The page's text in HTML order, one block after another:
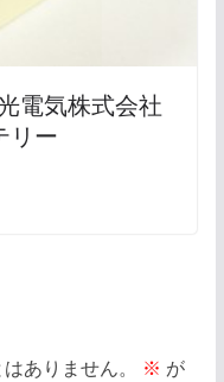
電気株式会社
リー
ありません。 ※ が